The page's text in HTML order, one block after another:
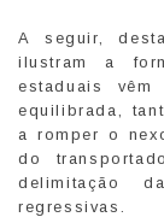
A seguir,
ilustram a
estaduais
equilibrada,
a romper o
do
delimitação
regressivas.